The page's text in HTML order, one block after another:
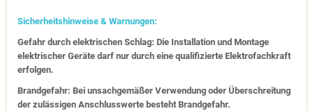
Sicherheitshinweise & Warnungen:
Gefahr durch elektrischen Schlag: Die Installation und Montage
elektrischer Geräte darf nur durch eine qualifizierte Elektrofachkraft
erfolgen.
Brandgefahr: Bei unsachgemäßer Verwendung oder Überschreitung
der zulässigen Anschlusswerte besteht Brandgefahr.